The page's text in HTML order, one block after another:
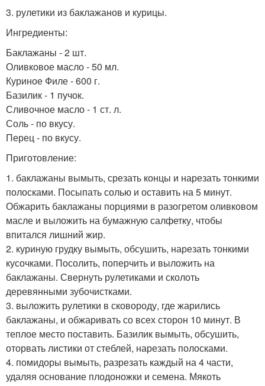
3. рулетики из баклажанов и курицы.
Ингредиенты:
Баклажаны - 2 шт.
Оливковое масло - 50 мл.
Куриное Филе - 600 г.
Базилик - 1 пучок.
Сливочное масло - 1 ст. л.
Соль - по вкусу.
Перец - по вкусу.
Приготовление:
1. баклажаны вымыть, срезать концы и нарезать тонкими
полосками. Посыпать солью и оставить на 5 минут.
Обжарить баклажаны порциями в разогретом оливковом
масле и выложить на бумажную салфетку, чтобы
впитался лишний жир.
2. куриную грудку вымыть, обсушить, нарезать тонкими
кусочками. Посолить, поперчить и выложить на
баклажаны. Свернуть рулетиками и сколоть
деревянными зубочистками.
3. выложить рулетики в сковороду, где жарились
баклажаны, и обжаривать со всех сторон 10 минут. В
теплое место поставить. Базилик вымыть, обсушить,
оторвать листики от стеблей, нарезать полосками.
4. помидоры вымыть, разрезать каждый на 4 части,
удаляя основание плодоножки и семена. Мякоть